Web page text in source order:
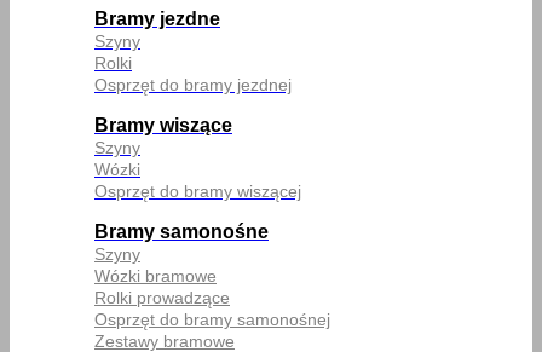
Bramy jezdne
Szyny
Rolki
Osprzęt do bramy jezdnej
Bramy wiszące
Szyny
Wózki
Osprzęt do bramy wiszącej
Bramy samonośne
Szyny
Wózki bramowe
Rolki prowadzące
Osprzęt do bramy samonośnej
Zestawy bramowe